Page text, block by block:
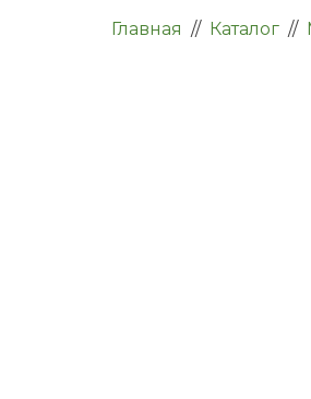
Главная // Каталог //